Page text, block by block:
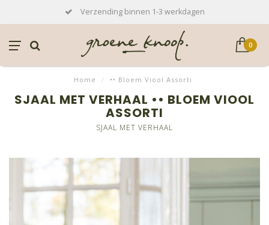
Verzending binnen 1-3 werkdagen
0
Home / •• Bloem Viool Assorti
SJAAL MET VERHAAL •• BLOEM VIOOL
ASSORTI
SJAAL MET VERHAAL